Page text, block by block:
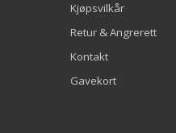
Kjøpsvilkår
Retur & Angrerett
Kontakt
Gavekort